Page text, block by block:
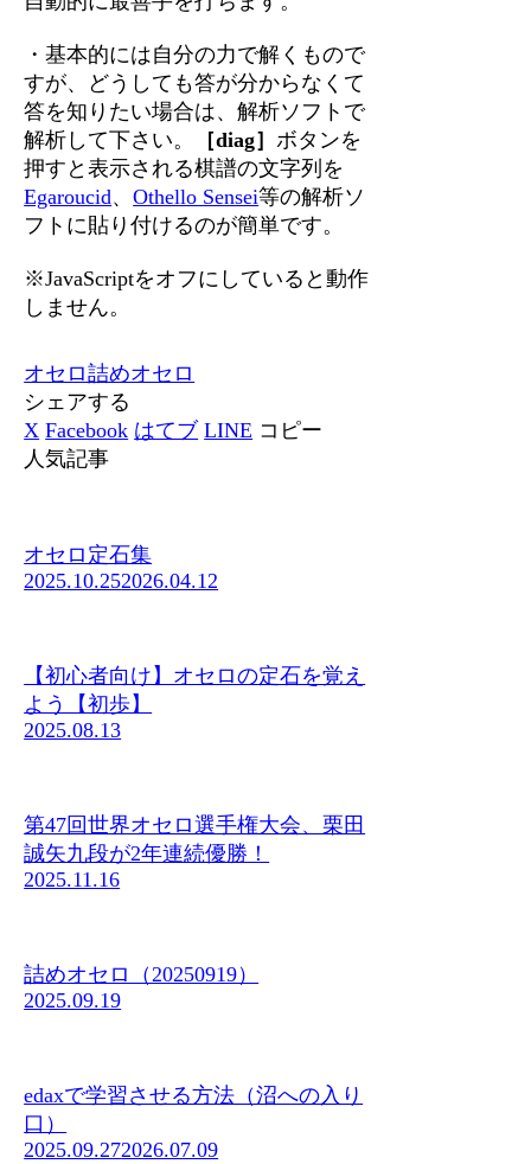
・基本的には自分の力で解くもので
すが、どうしても答が分からなくて
答を知りたい場合は、解析ソフトで
解析して下さい。
［diag］ ボタンを
押すと表示される棋譜の文字列を
Egaroucid、Othello Sensei等の解析ソ
フトに貼り付けるのが簡単です。
※JavaScriptをオフにしていると動作
しません。
オセロ詰めオセロ
シェアする
X Facebook はてブ LINE コピー
人気記事
オセロ定石集
2025.10.252026.04.12
【初心者向け】オセロの定石を覚え
よう【初歩】
2025.08.13
第47回世界オセロ選手権大会、栗田
誠矢九段が2年連続優勝！
2025.11.16
詰めオセロ（20250919）
2025.09.19
edaxで学習させる方法（沼への入り
口）
2025.09.272026.07.09